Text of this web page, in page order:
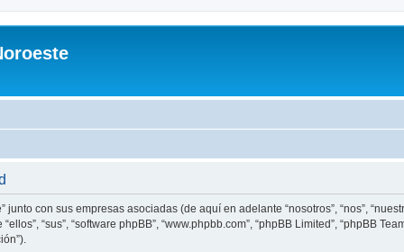
con sus empresas asociadas (de aquí en adelante “nosotros”, “nos”,
“sus”, “software phpBB”, “www.phpbb.com”, “phpBB Limited”, “phpBB